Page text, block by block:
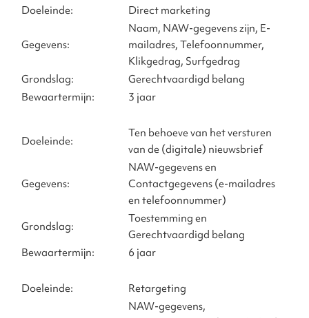
Doeleinde:
Direct marketing
Gegevens:
Naam, NAW-gegevens zijn, E-
mailadres, Telefoonnummer,
Klikgedrag, Surfgedrag
Grondslag:
Gerechtvaardigd belang
Bewaartermijn:
3 jaar
Doeleinde:
Ten behoeve van het versturen
van de (digitale) nieuwsbrief
Gegevens:
NAW-gegevens en
Contactgegevens (e-mailadres
en telefoonnummer)
Grondslag:
Toestemming en
Gerechtvaardigd belang
Bewaartermijn:
6 jaar
Doeleinde: Retargeting
NAW-gegevens,